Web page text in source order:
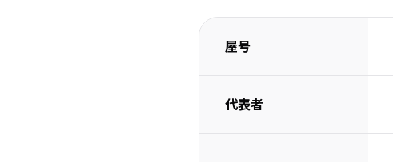
屋号
代表者